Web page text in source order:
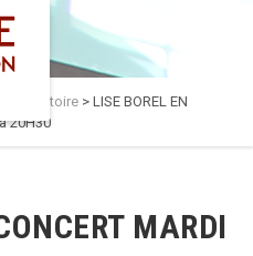
> LISE BOREL EN
20H30
MARDI